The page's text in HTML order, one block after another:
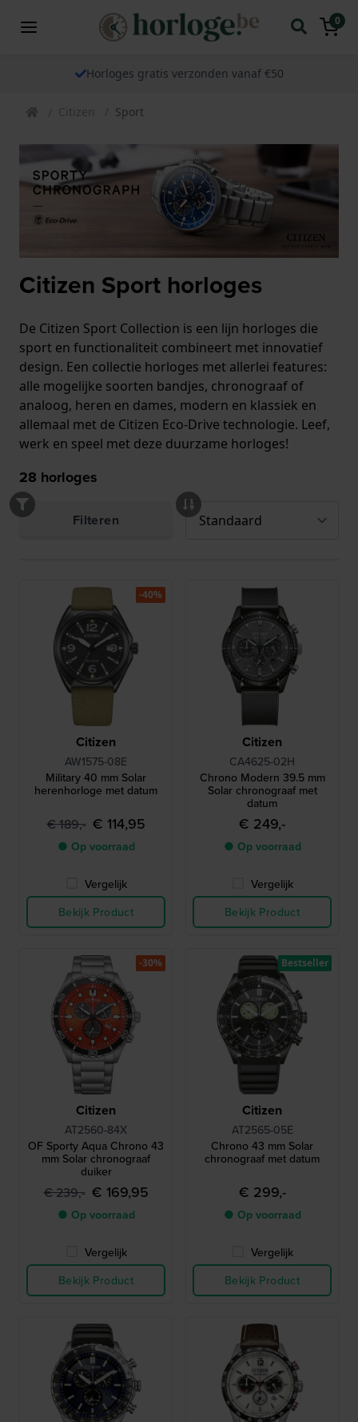
0
Horloges gratis verzonden vanaf €50
Citizen Sport
Citizen Sport horloges
De Citizen Sport Collection is een lijn horloges die
sport en functionaliteit combineert met innovatief
design. Een collectie horloges met allerlei features:
alle mogelijke soorten bandjes, chronograaf of
analoog, heren en dames, modern en klassiek en
allemaal met de Citizen Eco-Drive technologie. Leef,
werk en speel met deze duurzame horloges!
28 horloges
Filteren
Citizen
AW1575-08E
Military 40 mm Solar
herenhorloge met datum
€ 189,- € 114,95
● Op voorraad
Vergelijk
Bekijk Product
-40%
Citizen
CA4625-02H
Chrono Modern 39.5 mm
Solar chronograaf met
datum
€ 249,-
● Op voorraad
Vergelijk
Bekijk Product
Citizen
AT2560-84X
OF Sporty Aqua Chrono 43
mm Solar chronograaf
duiker
€ 239,- € 169,95
● Op voorraad
Vergelijk
Bekijk Product
-30%
Citizen
AT2565-05E
Chrono 43 mm Solar
chronograaf met datum
€ 299,-
● Op voorraad
Vergelijk
Bekijk Product
Bestseller